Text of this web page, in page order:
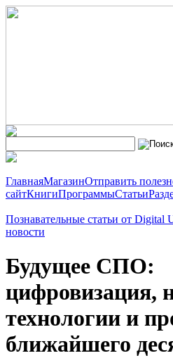
ГлавнаяМагазинОтправить
сайтКнигиПрограммыСтатьи
Познавательные статьи от Digital
новости
Будущее СПО:
цифровизация,
технологии и
ближайшего